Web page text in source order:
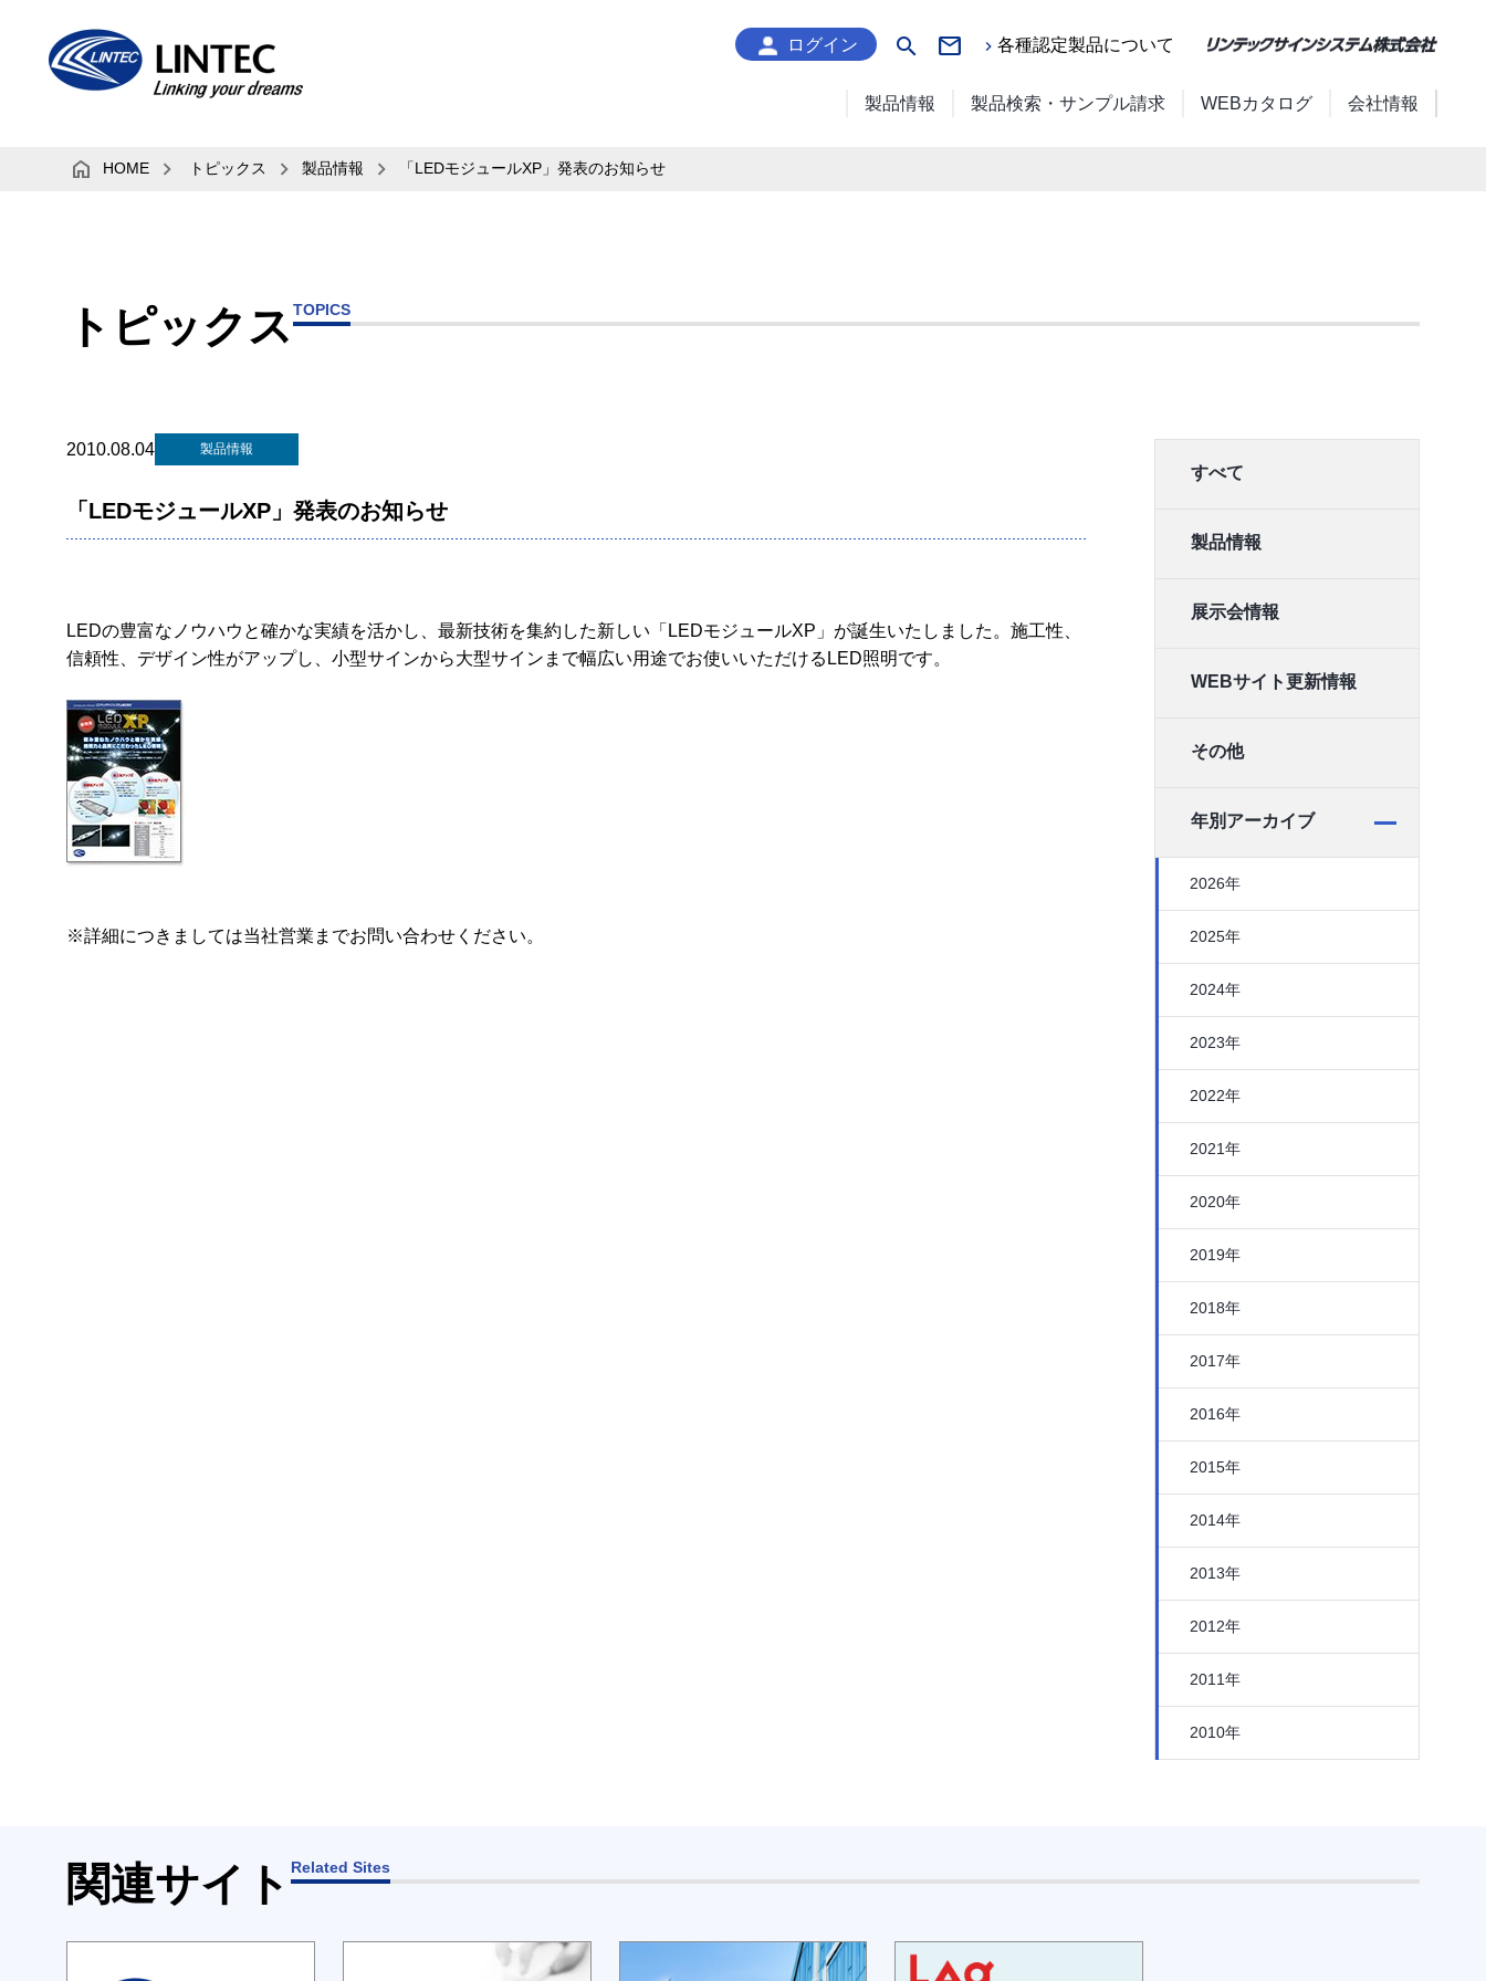
ログイン search 各種認定製品について
製品情報 製品検索・サンプル請求 WEBカタログ 会社情報
HOME トピックス 製品情報 「LEDモジュールXP」発表のお知らせ
トピックス TOPICS
2010.08.04 製品情報
「LEDモジュールXP」発表のお知らせ
LEDの豊富なノウハウと確かな実績を活かし、最新技術を集約した新しい「LEDモジュールXP」が誕生いたしました。施工性、
信頼性、デザイン性がアップし、小型サインから大型サインまで幅広い用途でお使いいただけるLED照明です。
※詳細につきましては当社営業までお問い合わせください。
すべて
製品情報
展示会情報
WEBサイト更新情報
その他
年別アーカイブ
2026年
2025年
2024年
2023年
2022年
2021年
2020年
2019年
2018年
2017年
2016年
2015年
2014年
2013年
2012年
2011年
2010年
関連サイト Related Sites